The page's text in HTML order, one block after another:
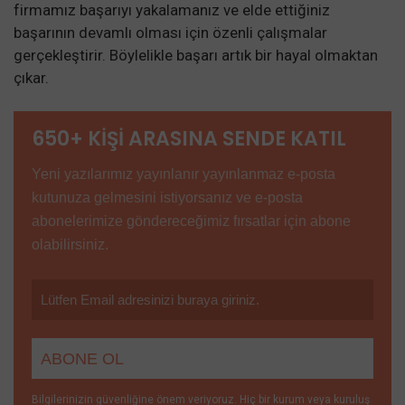
firmamız başarıyı yakalamanız ve elde ettiğiniz
başarının devamlı olması için özenli çalışmalar
gerçekleştirir. Böylelikle başarı artık bir hayal olmaktan
çıkar.
650+ KİŞİ ARASINA SENDE KATIL
Yeni yazılarımız yayınlanır yayınlanmaz e-posta
kutunuza gelmesini istiyorsanız ve e-posta
abonelerimize göndereceğimiz fırsatlar için abone
olabilirsiniz.
Bilgilerinizin güvenliğine önem veriyoruz. Hiç bir kurum veya kuruluş